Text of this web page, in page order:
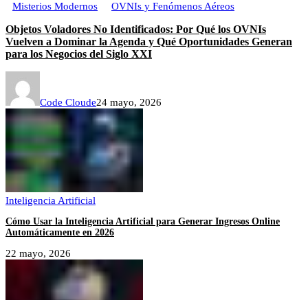
Misterios Modernos OVNIs y Fenómenos Aéreos
Objetos Voladores No Identificados: Por Qué los OVNIs
Vuelven a Dominar la Agenda y Qué Oportunidades Generan
para los Negocios del Siglo XXI
Code Cloude24 mayo, 2026
Inteligencia Artificial
Cómo Usar la Inteligencia Artificial para Generar Ingresos Online
Automáticamente en 2026
22 mayo, 2026